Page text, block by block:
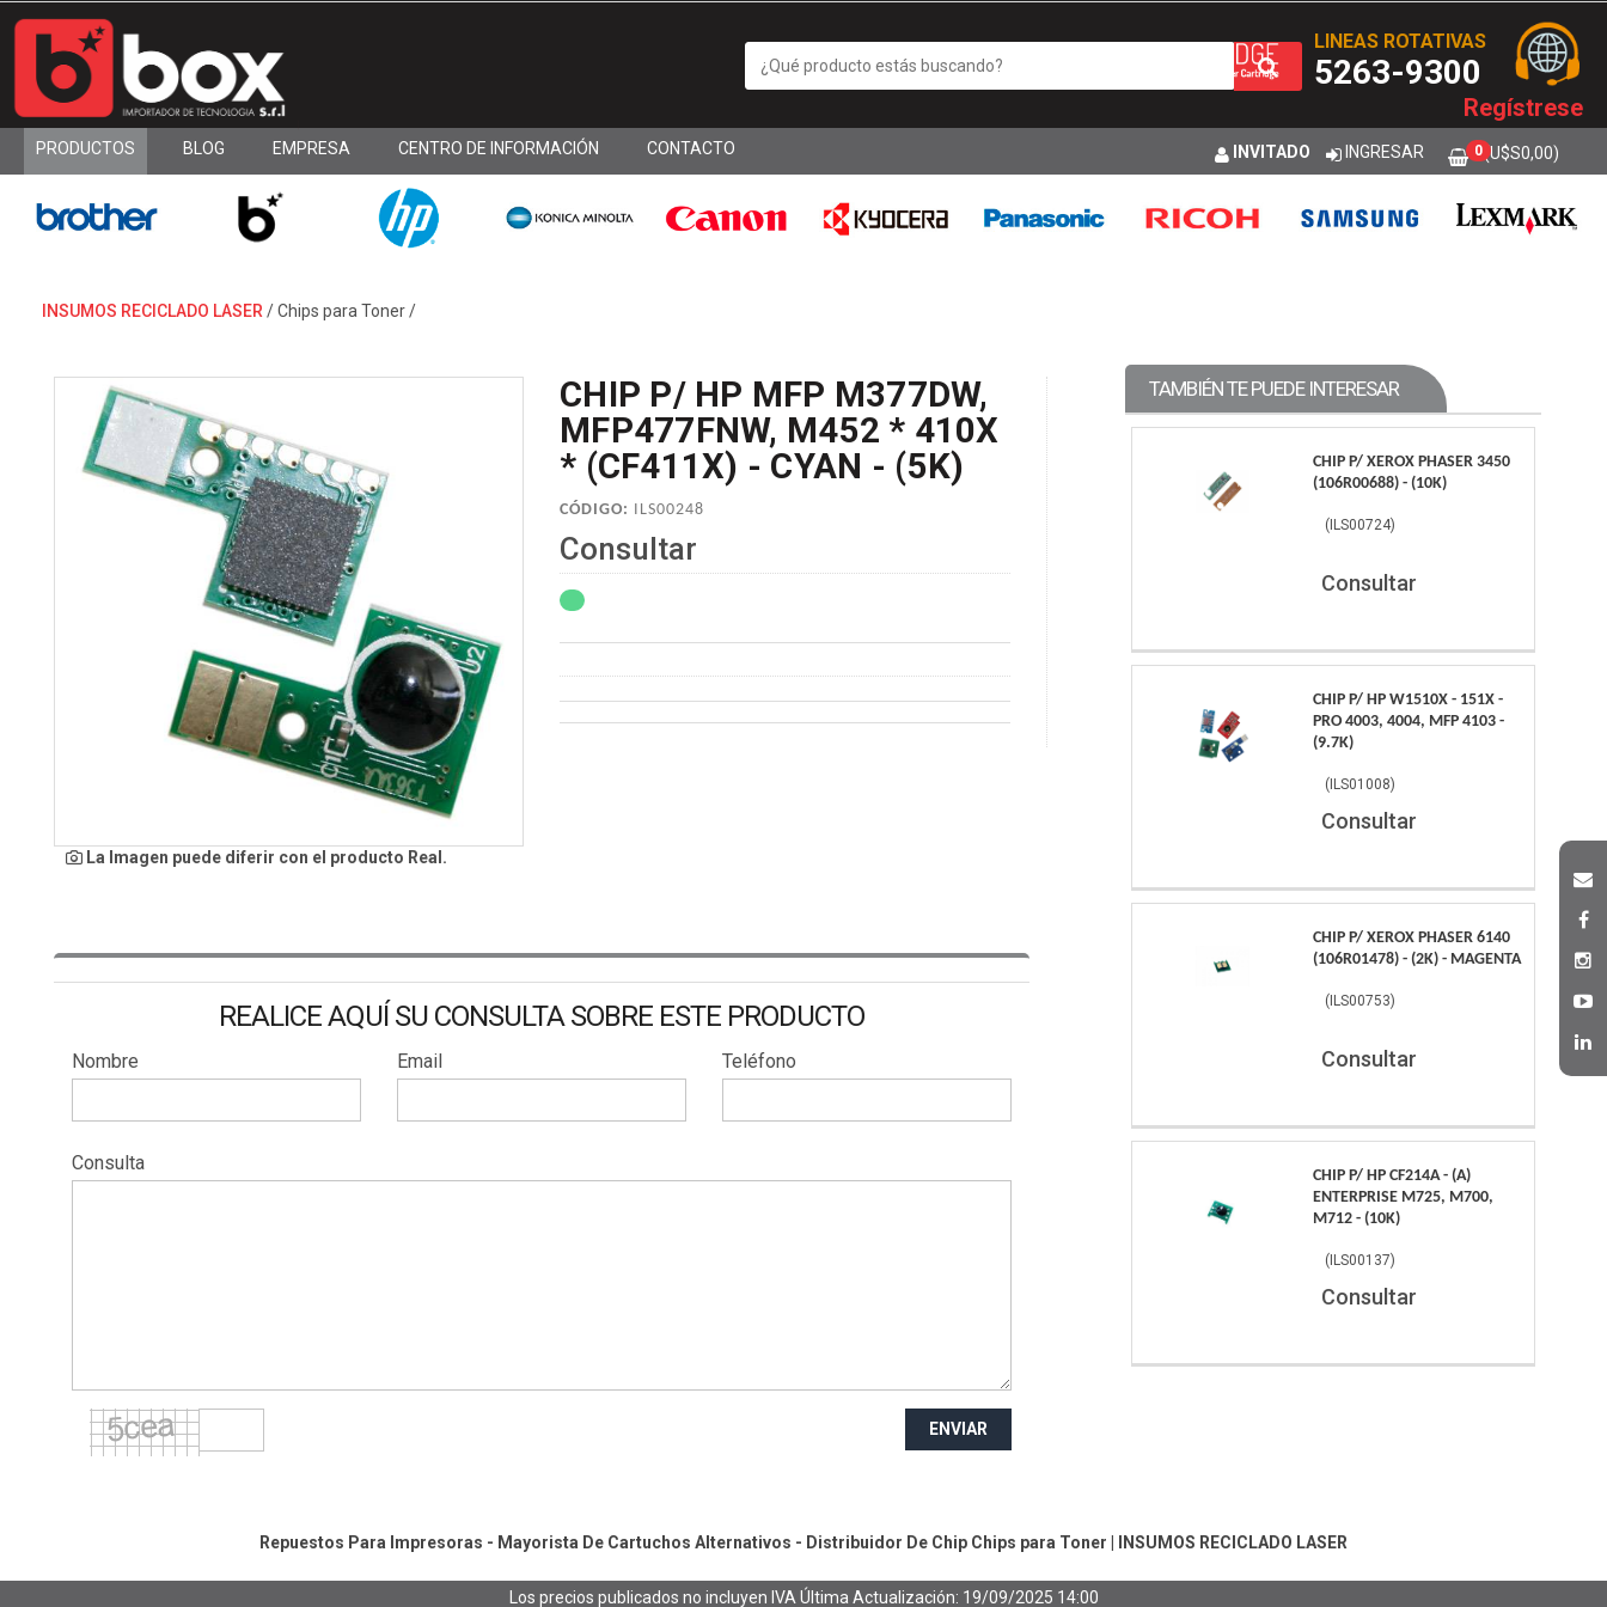
INVITADO INGRESAR 0 (U$S0,00)
PRODUCTOS BLOG EMPRESA CENTRO DE INFORMACIÓN CONTACTO
LINEAS ROTATIVAS
5263-9300
Regístrese
INSUMOS RECICLADO LASER /Chips para Toner/
La Imagen puede diferir con el producto Real.
CHIP P/ HP MFP M377DW,
MFP477FNW, M452 * 410X
* (CF411X) - CYAN - (5K)
CÓDIGO: ILS00248
Consultar
REALICE AQUÍ SU CONSULTA SOBRE ESTE PRODUCTO
Nombre Email Teléfono
Consulta
ENVIAR
TAMBIÉN TE PUEDE INTERESAR
CHIP P/ XEROX PHASER 3450
(106R00688) - (10K)
( ILS00724)
Consultar
CHIP P/ HP W1510X - 151X -
PRO 4003, 4004, MFP 4103 -
(9.7K)
( ILS01008)
Consultar
CHIP P/ XEROX PHASER 6140
(106R01478) - (2K) - MAGENTA
( ILS00753)
Consultar
CHIP P/ HP CF214A - (A)
ENTERPRISE M725, M700,
M712 - (10K)
( ILS00137)
Consultar
Repuestos Para Impresoras - Mayorista De Cartuchos Alternativos - Distribuidor De Chip Chips para Toner INSUMOS RECICLADO LASER
Los precios publicados no incluyen IVA Última Actualización: 19/09/2025 14:00